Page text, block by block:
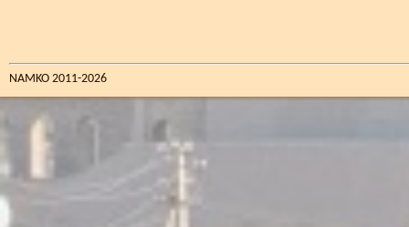
NAMKO 2011-2026